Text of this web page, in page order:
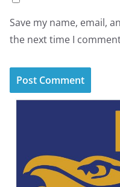
Save my name, email,
the next time I